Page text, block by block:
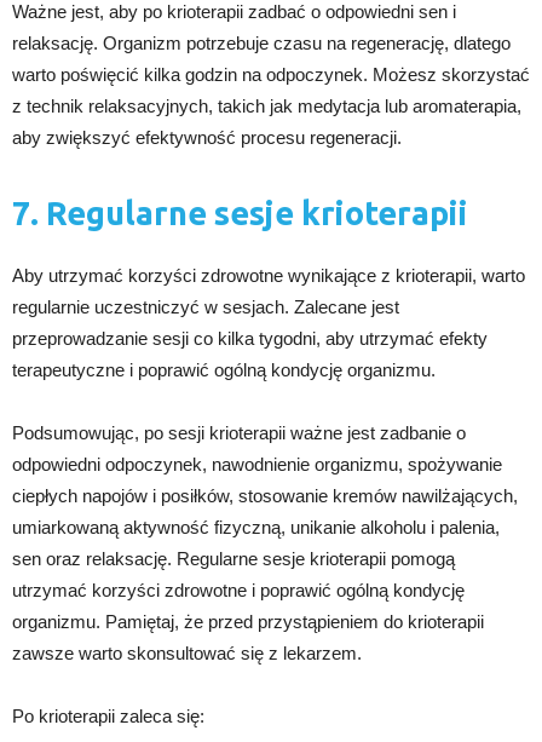
Ważne jest, aby po krioterapii zadbać o odpowiedni sen i
relaksację. Organizm potrzebuje czasu na regenerację, dlatego
warto poświęcić kilka godzin na odpoczynek. Możesz skorzystać
z technik relaksacyjnych, takich jak medytacja lub aromaterapia,
aby zwiększyć efektywność procesu regeneracji.
7. Regularne sesje krioterapii
Aby utrzymać korzyści zdrowotne wynikające z krioterapii, warto
regularnie uczestniczyć w sesjach. Zalecane jest
przeprowadzanie sesji co kilka tygodni, aby utrzymać efekty
terapeutyczne i poprawić ogólną kondycję organizmu.
Podsumowując, po sesji krioterapii ważne jest zadbanie o
odpowiedni odpoczynek, nawodnienie organizmu, spożywanie
ciepłych napojów i posiłków, stosowanie kremów nawilżających,
umiarkowaną aktywność fizyczną, unikanie alkoholu i palenia,
sen oraz relaksację. Regularne sesje krioterapii pomogą
utrzymać korzyści zdrowotne i poprawić ogólną kondycję
organizmu. Pamiętaj, że przed przystąpieniem do krioterapii
zawsze warto skonsultować się z lekarzem.
Po krioterapii zaleca się: